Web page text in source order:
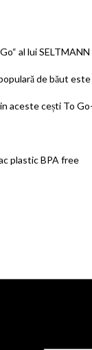
al lui
de băut
aceste cești To
plastic BPA free